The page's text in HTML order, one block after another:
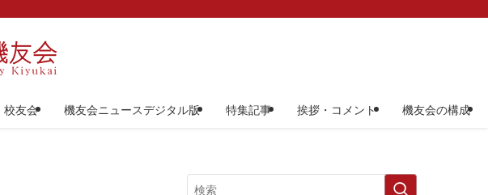
校友会 機友会ニュースデジタル版 特集記事 挨拶・コメント 機友会の構成